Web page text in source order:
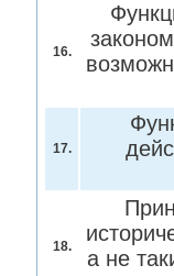
16.
17.
18.
а не